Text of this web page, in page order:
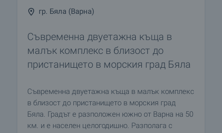
гр. Бяла (Варна)
Съвременна двуетажна къща в
малък комплекс в близост до
пристанището в морския град Бяла
Съвременна двуетажна къща в малък комплекс
в близост до пристанището в морския град
Бяла. Градът е разположен южно от Варна на 50
км. и е населен целогодишно. Разполага с